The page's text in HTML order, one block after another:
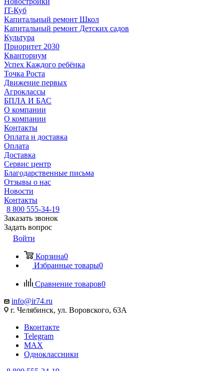
IT-Куб
Капитальный ремонт Школ
Капитальный ремонт Детских садов
Культура
Приоритет 2030
Кванториум
Успех Каждого ребёнка
Точка Роста
Движение первых
Агроклассы
БПЛА И БАС
О компании
О компании
Контакты
Оплата и доставка
Оплата
Доставка
Сервис центр
Благодарственные письма
Отзывы о нас
Новости
Контакты
8 800 555-34-19
Заказать звонок
Задать вопрос
Войти
Корзина0
Избранные товары0
Сравнение товаров0
info@ir74.ru
г. Челябинск, ул. Воровского, 63А
Вконтакте
Telegram
MAX
Одноклассники